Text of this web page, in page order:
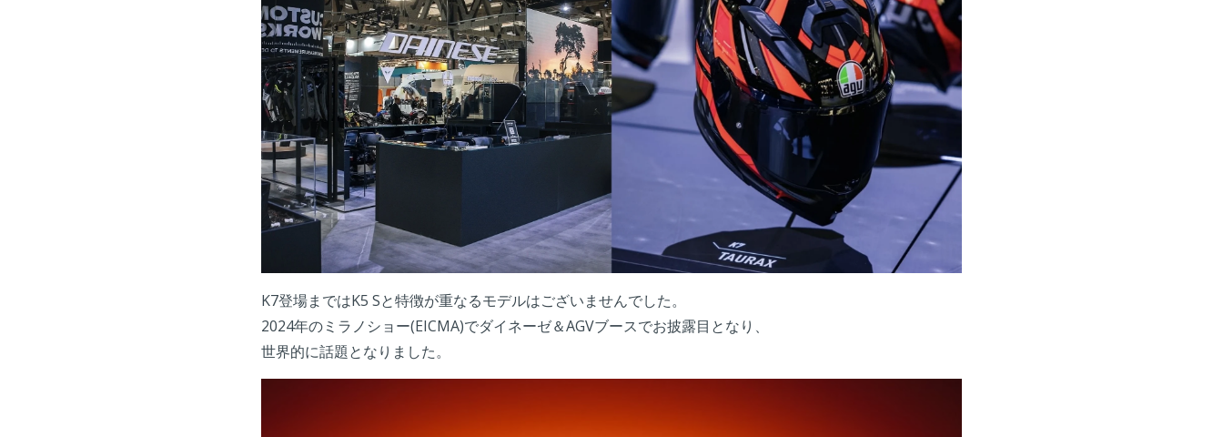
K7登場まではK5 Sと特徴が重なるモデルはございませんでした。
2024年のミラノショー(EICMA)でダイネーゼ＆AGVブースでお披露目となり、
世界的に話題となりました。